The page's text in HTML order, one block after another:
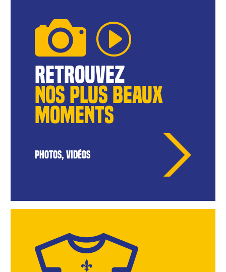
reTROUVEZ
NOS pLUS BEAUX
MOMENTS
PHOTOS, VIDÉOS